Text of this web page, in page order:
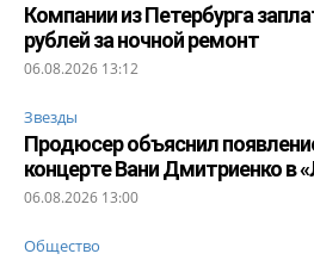
Компании из Петербурга
рублей за ночной ремонт
06.08.2026 13:12
Звезды
Продюсер объяснил
концерте Вани Дмитриенко в
06.08.2026 13:00
Общество